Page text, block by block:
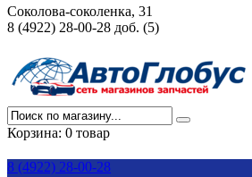
Соколова-соколенка, 31
8 (4922) 28-00-28 доб. (5)
Корзина: 0 товар
8 (4922) 28-00-28